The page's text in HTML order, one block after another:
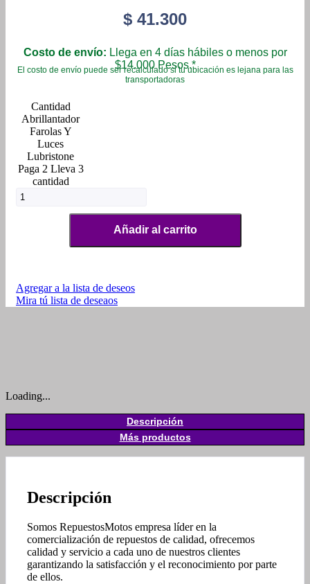
$ 41.300
Costo de envío: Llega en 4 días hábiles o menos por
$14.000 Pesos.*
El costo de envío puede ser recalculado si tu ubicación es lejana para las
transportadoras
Abrillantador
Farolas Y
Luces
Lubristone
Paga 2 Lleva 3
cantidad
Añadir al carrito
Agregar a la lista de deseos
Mira tú lista de deseaos
Loading...
Descripción
Más productos
Descripción
Somos RepuestosMotos empresa líder en la
comercialización de repuestos de calidad, ofrecemos
calidad y servicio a cada uno de nuestros clientes
garantizando la satisfacción y el reconocimiento por parte
de ellos.